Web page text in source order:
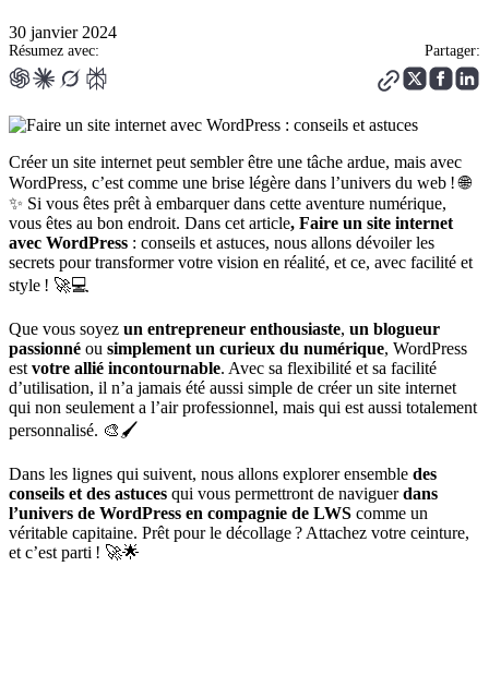
30 janvier 2024
Résumez avec: Partager:
Créer un site internet peut sembler être une tâche ardue, mais avec
WordPress, c’est comme une brise légère dans l’univers du web ! 🌐
✨ Si vous êtes prêt à embarquer dans cette aventure numérique,
vous êtes au bon endroit. Dans cet article, Faire un site internet
avec WordPress : conseils et astuces, nous allons dévoiler les
secrets pour transformer votre vision en réalité, et ce, avec facilité et
style ! 🚀💻
Que vous soyez un entrepreneur enthousiaste, un blogueur
passionné ou simplement un curieux du numérique, WordPress
est votre allié incontournable. Avec sa flexibilité et sa facilité
d’utilisation, il n’a jamais été aussi simple de créer un site internet
qui non seulement a l’air professionnel, mais qui est aussi totalement
personnalisé. 🎨🖌️
Dans les lignes qui suivent, nous allons explorer ensemble des
conseils et des astuces qui vous permettront de naviguerdans
l’univers de WordPress en compagnie de LWS comme un
véritable capitaine. Prêt pour le décollage ? Attachez votre ceinture,
et c’est parti ! 🚀🌟